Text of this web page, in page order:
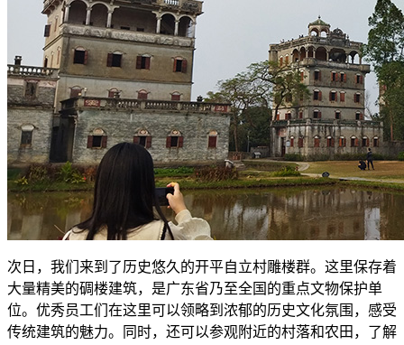
次日，我们来到了历史悠久的开平自立村雕楼群。这里保存着
大量精美的碉楼建筑，是广东省乃至全国的重点文物保护单
位。优秀员工们在这里可以领略到浓郁的历史文化氛围，感受
传统建筑的魅力。同时，还可以参观附近的村落和农田，了解